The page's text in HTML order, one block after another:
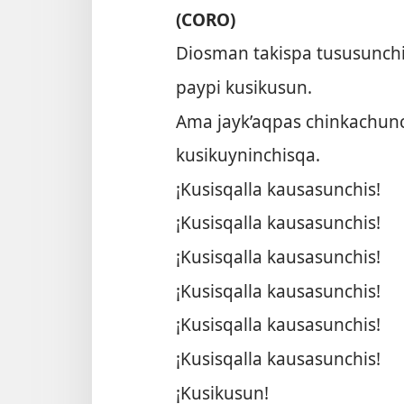
(CORO)
Diosman takispa
paypi kusikusun.
Ama jayk’aqpas
kusikuyninchisqa.
¡Kusisqalla kausasunchis!
¡Kusisqalla kausasunchis!
¡Kusisqalla kausasunchis!
¡Kusisqalla kausasunchis!
¡Kusisqalla kausasunchis!
¡Kusisqalla kausasunchis!
¡Kusikusun!